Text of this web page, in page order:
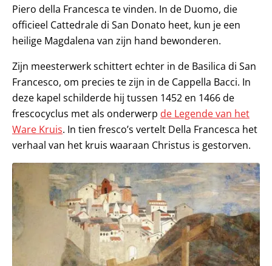
Piero della Francesca te vinden. In de Duomo, die
officieel Cattedrale di San Donato heet, kun je een
heilige Magdalena van zijn hand bewonderen.
Zijn meesterwerk schittert echter in de Basilica di San
Francesco, om precies te zijn in de Cappella Bacci. In
deze kapel schilderde hij tussen 1452 en 1466 de
frescocyclus met als onderwerp de Legende van het
Ware Kruis. In tien fresco’s vertelt Della Francesca het
verhaal van het kruis waaraan Christus is gestorven.